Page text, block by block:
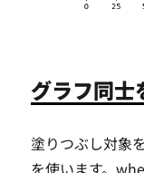
グラフ同士
塗りつぶし対象
を使います。